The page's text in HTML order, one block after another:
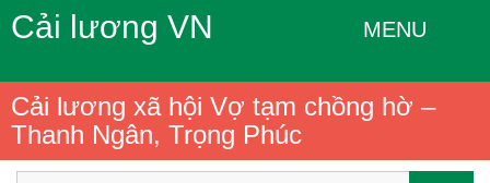
Cải lương VN MENU
Cải lương xã hội Vợ tạm chồng hờ –
Thanh Ngân, Trọng Phúc